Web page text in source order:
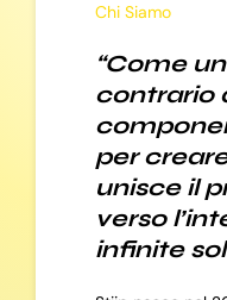
Chi Siamo
“Come
contrario
per
unisce il
verso
infinite